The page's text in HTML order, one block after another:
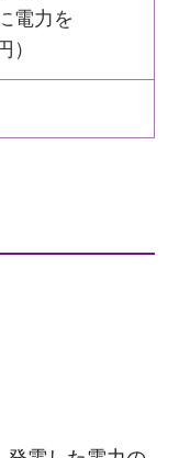
電力を
）